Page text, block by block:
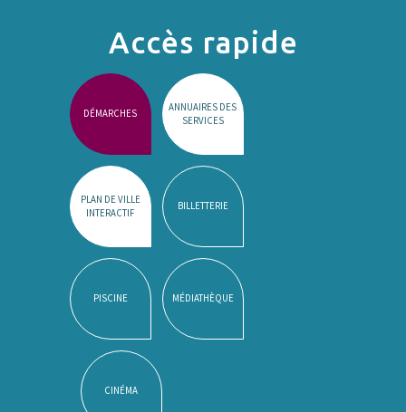
Accès rapide
DÉMARCHES
ANNUAIRES DES
SERVICES
PLAN DE VILLE
INTERACTIF
BILLETTERIE
PISCINE MÉDIATHÈQUE
CINÉMA